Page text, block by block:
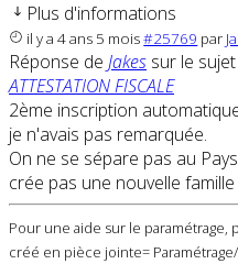
Plus d'informations
il y a 4 ans 5 mois#25769 par
Réponse de Jakes sur le
ATTESTATION FISCALE
2ème inscription
je n'avais pas remarquée.
On ne se sépare pas au
crée pas une nouvelle
Pour une aide sur le
créé en pièce jointe=